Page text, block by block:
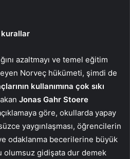
kurallar
azaltmayı ve temel eğitim
Norveç hükümeti, şimdi de
kullanımına çok sıkı
Jonas Gahr Stoere
göre, okullarda yapay
yaygınlaşması, öğrencilerin
odaklanma becerilerine büyük
olumsuz gidişata dur demek